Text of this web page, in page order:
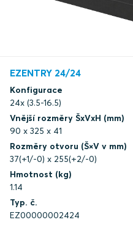
EZENTRY 24/24
Konfigurace
24x (3.5-16.5)
Vnější rozměry ŠxVxH (mm)
90 x 325 x 41
Rozměry otvoru (Š×V v mm)
37(+1/-0) x 255(+2/-0)
Hmotnost (kg)
1.14
Typ. č.
EZ00000002424